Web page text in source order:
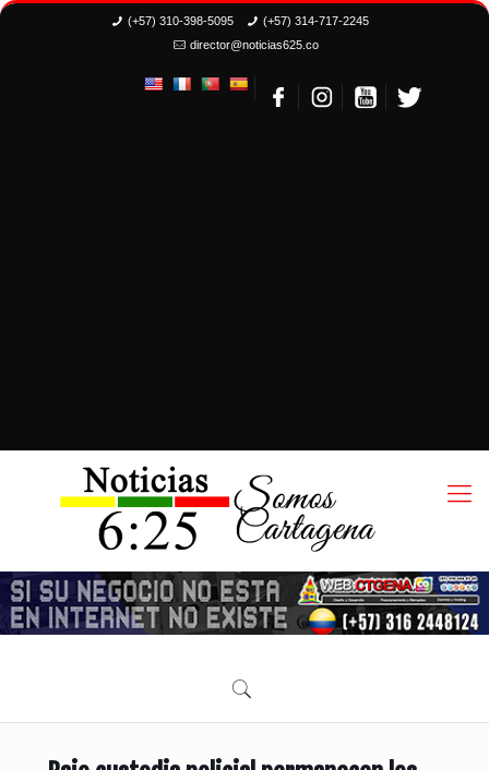
(+57) 310-398-5095
(+57) 314-717-2245
director@noticias625.co